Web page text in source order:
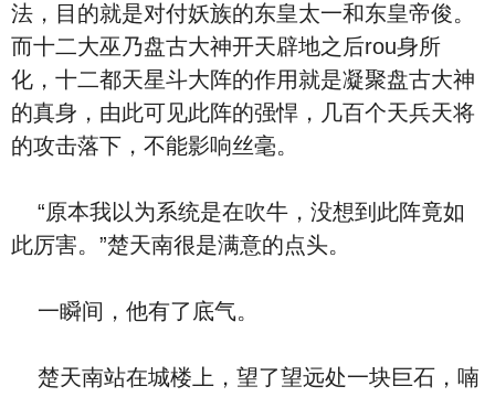
法，目的就是对付妖族的东皇太一和东皇帝俊。
而十二大巫乃盘古大神开天辟地之后rou身所
化，十二都天星斗大阵的作用就是凝聚盘古大神
的真身，由此可见此阵的强悍，几百个天兵天将
的攻击落下，不能影响丝毫。
“原本我以为系统是在吹牛，没想到此阵竟如
此厉害。”楚天南很是满意的点头。
一瞬间，他有了底气。
楚天南站在城楼上，望了望远处一块巨石，喃